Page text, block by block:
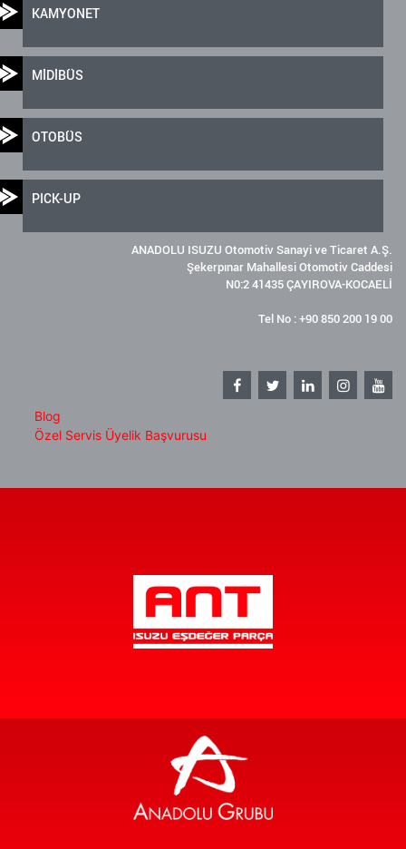
KAMYONET
MİDİBÜS
OTOBÜS
PICK-UP
ANADOLU ISUZU Otomotiv Sanayi ve Ticaret A.Ş.
Şekerpınar Mahallesi Otomotiv Caddesi
N0:2 41435 ÇAYIROVA-KOCAELİ
Tel No : +90 850 200 19 00
Blog
Özel Servis Üyelik Başvurusu